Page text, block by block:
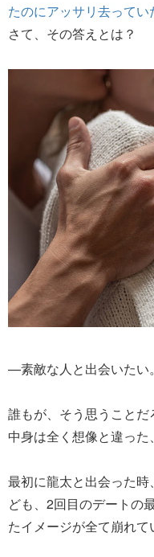
たのにアッサリ去ってい
さて、その答えとは？
—素敵な人と出会いたい。
誰もが、そう思うこと
中身は全く想像と違った
最初に龍太と出会った
ども、2回目のデートの
たイメージが全て崩れて